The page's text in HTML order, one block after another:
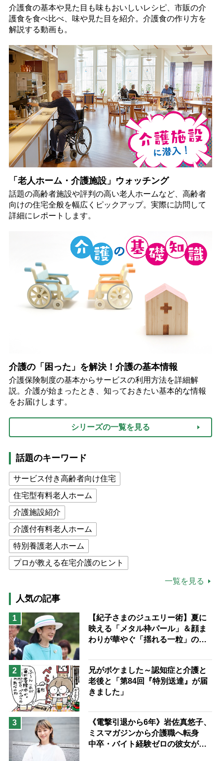
介護食の基本や見た目も味もおいしいレシピ、市販の介
護食を食べ比べ、味や見た目を紹介。介護食の作り方を
解説する動画も。
「老人ホーム・介護施設」ウォッチング
話題の高齢者施設や評判の高い老人ホームなど、高齢者
向けの住宅全般を幅広くピックアップ。実際に訪問して
詳細にレポートします。
介護の「困った」を解決！介護の基本情報
介護保険制度の基本からサービスの利用方法を詳細解
説。介護が始まったとき、知っておきたい基本的な情報
をお届けします。
シリーズの一覧を見る
話題のキーワード
サービス付き高齢者向け住宅
住宅型有料老人ホーム
介護施設紹介
介護付有料老人ホーム
特別養護老人ホーム
プロが教える在宅介護のヒント
高木ブー
ケアマネジャー
猫が母になつきません
息子の遠距離介護サバイバル術
兄がボケました
予防法
一覧を見る
人気の記事
1
【紀子さまのジュエリー術】夏に
映える「メタル枠パール」＆顔ま
わりが華やぐ「揺れる一粒」の使
2
兄がボケました～認知症と介護と
老後と「第84回『特別送達』が届
きました」
3
《電撃引退から6年》岩佐真悠子、
ミスマガジンから介護職へ転身
中卒・バイト経験ゼロの彼女が見